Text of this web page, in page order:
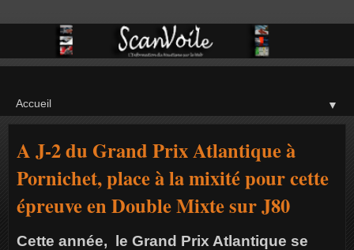
▼
A J-2 du Grand Prix Atlantique à
Pornichet, place à la mixité pour cette
épreuve en Double Mixte sur J80
Cette année, le Grand Prix Atlantique se